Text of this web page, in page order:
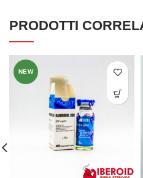
PRODOTTI
NEW